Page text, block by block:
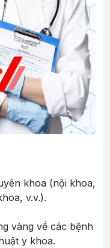
khoa (nội khoa,
v.v.).
vàng về các bệnh
y khoa.